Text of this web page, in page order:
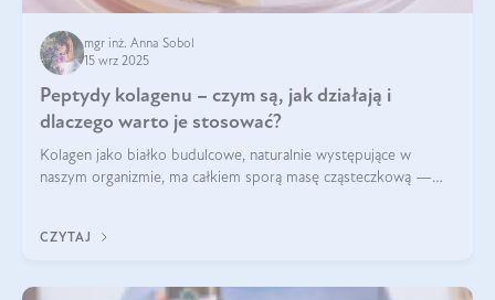
mgr inż. Anna Sobol
15 wrz 2025
Peptydy kolagenu – czym są, jak działają i
dlaczego warto je stosować?
Kolagen jako białko budulcowe, naturalnie występujące w
naszym organizmie, ma całkiem sporą masę cząsteczkową —
bardziej biodostępny
CZYTAJ